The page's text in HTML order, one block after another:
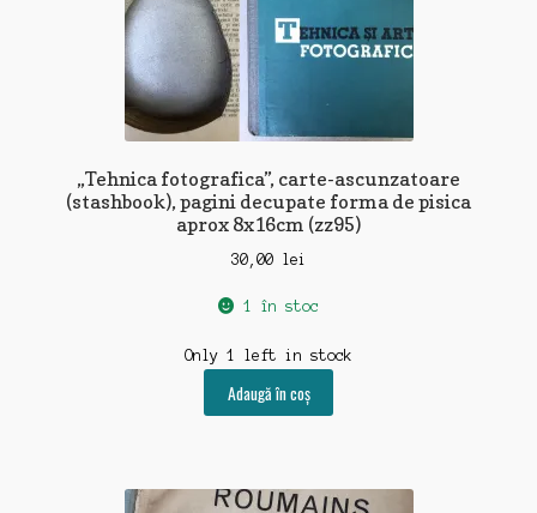
„Tehnica fotografica”, carte-ascunzatoare
(stashbook), pagini decupate forma de pisica
aprox 8x16cm (zz95)
30,00 lei
1 în stoc
Only 1 left in stock
Adaugă în coș